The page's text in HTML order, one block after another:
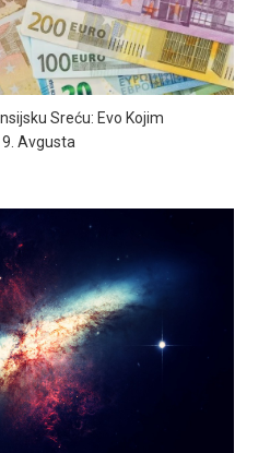
Sreću: Evo Kojim
Avgusta